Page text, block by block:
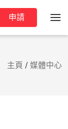
申請
主頁 / 媒體中心